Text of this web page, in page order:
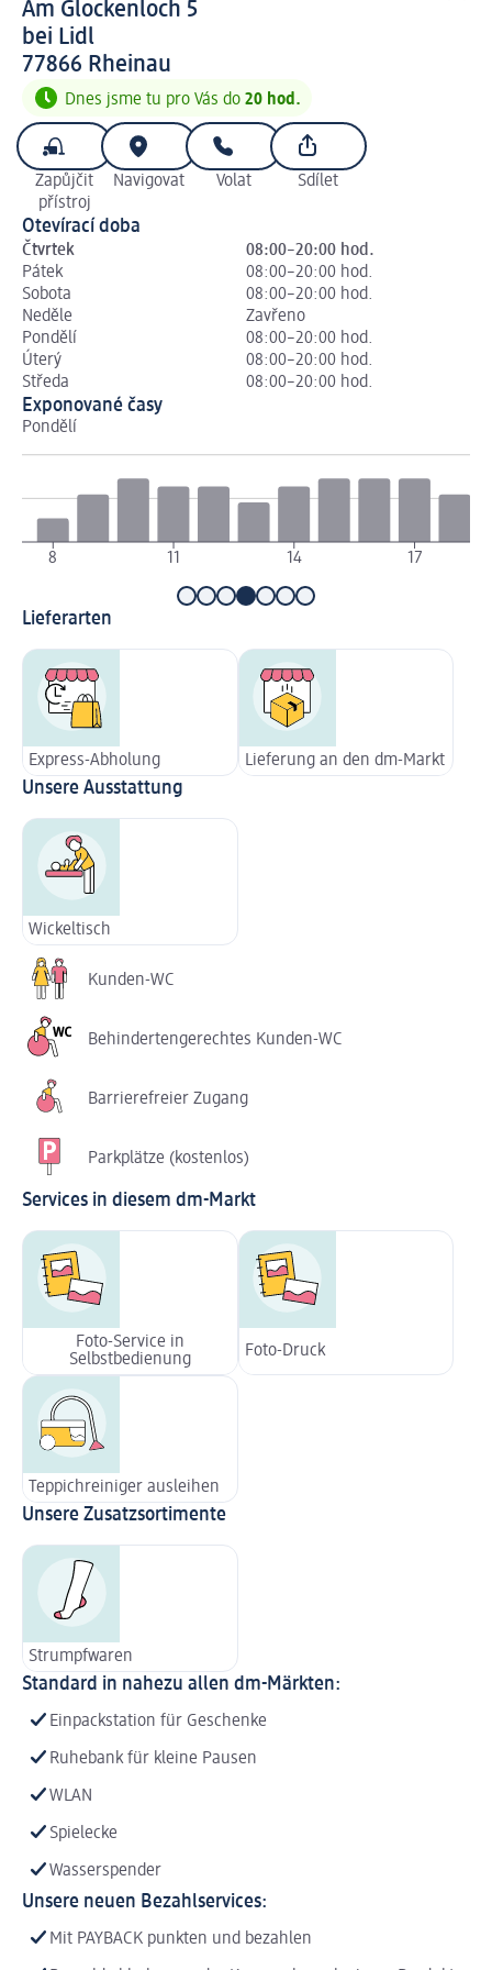
Am Glockenloch 5
bei Lidl
7 7 8 6 6
77866 Rheinau
Dnes jsme tu pro Vás do 20 hod.
Zapůjčit
přístroj
Navigovat Volat Sdílet
Otevírací doba
Čtvrtek
08:00–20:00 hod.
Pátek
08:00–20:00 hod.
Sobota
08:00–20:00 hod.
Neděle
Zavřeno
Pondělí
08:00–20:00 hod.
Úterý
08:00–20:00 hod.
Středa
08:00–20:00 hod.
Exponované časy
Pondělí
8 11 14 17
Lieferarten
Express-Abholung Lieferung an den dm-Markt
Unsere Ausstattung
Wickeltisch
Kunden-WC
Behindertengerechtes Kunden-WC
Barrierefreier Zugang
Parkplätze (kostenlos)
Services in diesem dm-Markt
Foto-Service in
Selbstbedienung
Foto-Druck
Teppichreiniger ausleihen
Unsere Zusatzsortimente
Strumpfwaren
Standard in nahezu allen dm-Märkten:
Einpackstation für Geschenke
Ruhebank für kleine Pausen
WLAN
Spielecke
Wasserspender
Unsere neuen Bezahlservices:
Mit PAYBACK punkten und bezahlen